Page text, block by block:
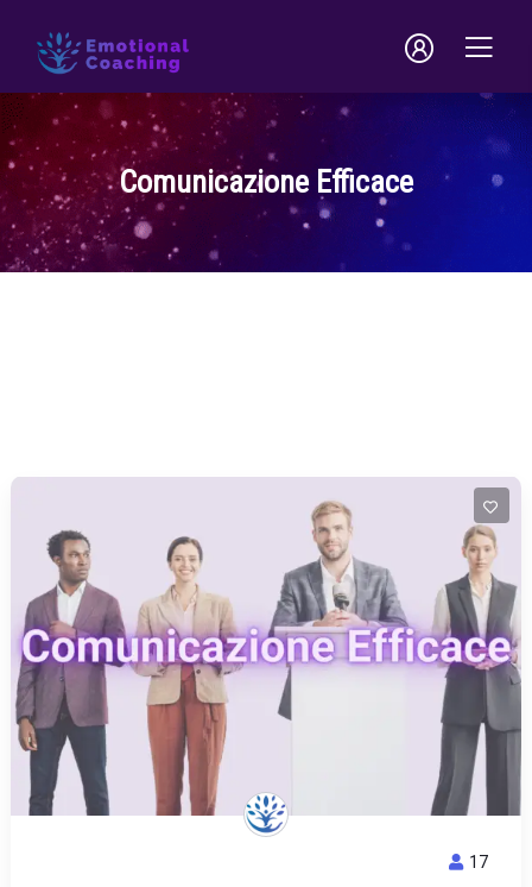
Comunicazione Efficace
17